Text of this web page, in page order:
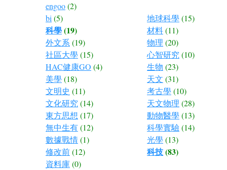
engoo(2)
bi(5)
科學(19)
外文系(19)
社區大學(15)
HAC健康GO (4)
美學(18)
文明史 (11)
文化研究(14)
東方思想 (17)
無中生有(12)
數據戰情(1)
修改前(12)
資料庫(0)
地球科學(15)
材料(11)
物理 (20)
心智研究(10)
生物 (23)
天文 (31)
考古學(10)
天文物理 (28)
動物醫學(13)
科學實驗(14)
光學(13)
科技(83)